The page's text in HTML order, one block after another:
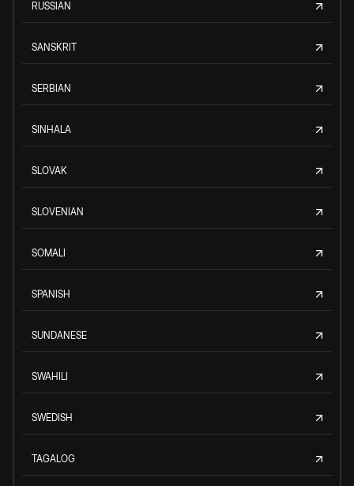
RUSSIAN
SANSKRIT
SERBIAN
SINHALA
SLOVAK
SLOVENIAN
SOMALI
SPANISH
SUNDANESE
SWAHILI
SWEDISH
TAGALOG